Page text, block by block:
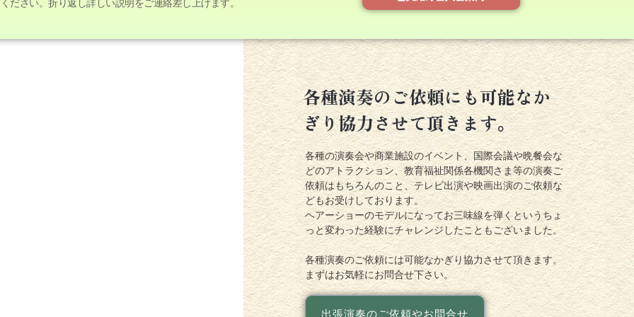
ださい。折り返し詳しい説明をご連絡差し上げます。
各種演奏のご依頼にも可能なか
ぎり協力させて頂きます。
各種の演奏会や商業施設のイベント、国際会議や晩餐会な
どのアトラクション、教育福祉関係各機関さま等の演奏ご
依頼はもちろんのこと、テレビ出演や映画出演のご依頼な
どもお受けしております。
ヘアーショーのモデルになってお三味線を弾くというちょ
っと変わった経験にチャレンジしたこともございました。
各種演奏のご依頼には可能なかぎり協力させて頂きます。
まずはお気軽にお問合せ下さい。